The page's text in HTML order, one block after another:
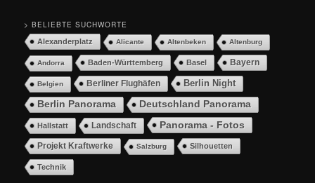
> BELIEBTE SUCHWORTE
Alexanderplatz Alicante Altenbeken Altenburg
Andorra Baden-Württemberg Basel Bayern
Belgien Berliner Flughäfen
Berlin Night
Berlin Panorama
Deutschland Panorama
Hallstatt Landschaft Panorama - Fotos
Projekt Kraftwerke Salzburg Silhouetten
Technik